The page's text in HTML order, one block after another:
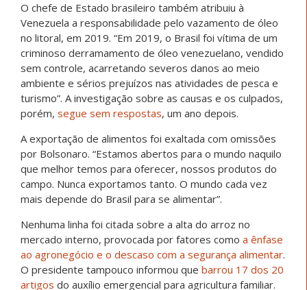
O chefe de Estado brasileiro também atribuiu à
Venezuela a responsabilidade pelo vazamento de óleo
no litoral, em 2019. “Em 2019, o Brasil foi vítima de um
criminoso derramamento de óleo venezuelano, vendido
sem controle, acarretando severos danos ao meio
ambiente e sérios prejuízos nas atividades de pesca e
turismo”. A investigação sobre as causas e os culpados,
porém, segue sem respostas, um ano depois.
A exportação de alimentos foi exaltada com omissões
por Bolsonaro. “Estamos abertos para o mundo naquilo
que melhor temos para oferecer, nossos produtos do
campo. Nunca exportamos tanto. O mundo cada vez
mais depende do Brasil para se alimentar”.
Nenhuma linha foi citada sobre a alta do arroz no
mercado interno, provocada por fatores como a ênfase
ao agronegócio e o descaso com a segurança alimentar.
O presidente tampouco informou que barrou 17 dos 20
artigos do auxílio emergencial para agricultura familiar.